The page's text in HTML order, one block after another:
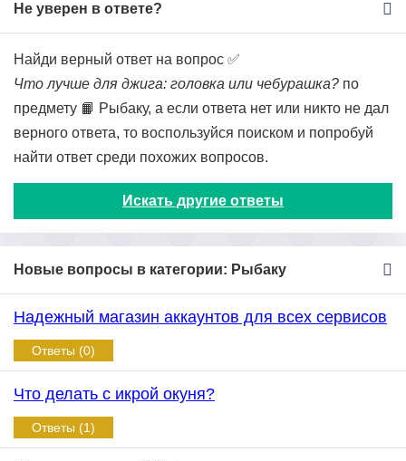
Не уверен в ответе?
Найди верный ответ на вопрос ✅
Что лучше для джига: головка или чебурашка? по
предмету 📙 Рыбаку, а если ответа нет или никто не дал
верного ответа, то воспользуйся поиском и попробуй
найти ответ среди похожих вопросов.
Искать другие ответы
Новые вопросы в категории: Рыбаку
Надежный магазин аккаунтов для всех сервисов
Ответы (0)
Что делать с икрой окуня?
Ответы (1)